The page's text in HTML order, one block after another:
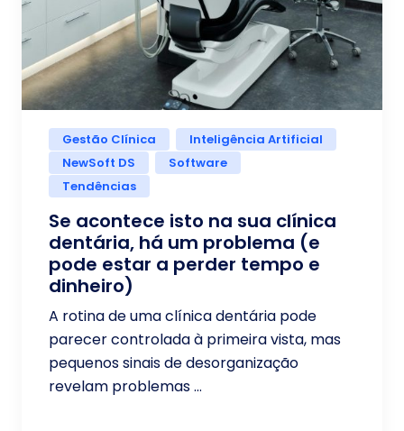
Gestão Clínica
Inteligência Artificial
NewSoft DS
Software
Tendências
Se acontece isto na sua clínica
dentária, há um problema (e
pode estar a perder tempo e
dinheiro)
A rotina de uma clínica dentária pode
parecer controlada à primeira vista, mas
pequenos sinais de desorganização
revelam problemas ...